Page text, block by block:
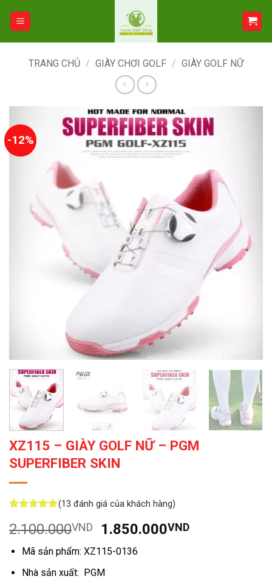
TRANG CHỦ / GIÀY CHƠI GOLF / GIÀY GOLF NỮ
-12%
XZ115 – GIÀY GOLF NỮ – PGM
SUPERFIBER SKIN
dựa trên
đánh giá
(13 đánh giá của khách hàng)
2.100.000VND
Giá
gốc
là:
2.100.000VND.
1.850.000VNDGiá
Mã sản phẩm: XZ115-0136
Nhà sản xuất: PGM